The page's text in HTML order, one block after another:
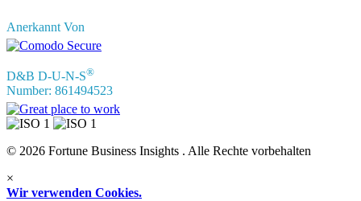
Anerkannt Von
D&B D-U-N-S®
Number: 861494523
© 2026 Fortune Business Insights . Alle Rechte vorbehalten
×
Wir verwenden Cookies.